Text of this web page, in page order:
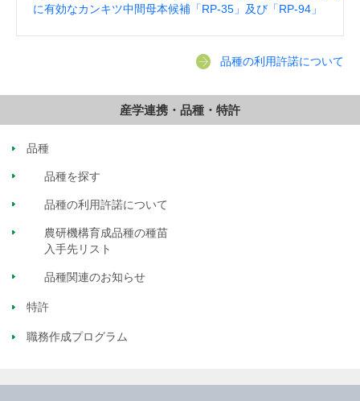
に有効なカンキツ中間母本候補「RP-35」及び「RP-94」
品種の利用許諾について
産学連携・品種・特許
品種
品種を探す
品種の利用許諾について
農研機構育成品種の種苗
入手先リスト
品種関連のお知らせ
特許
職務作成プログラム